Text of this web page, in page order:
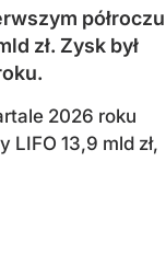
półroczu
zł. Zysk był
2026 roku
LIFO 13,9 mld zł,